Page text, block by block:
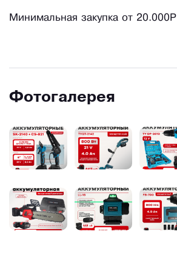
Минимальная закупка от 20.000Р
Фотогалерея